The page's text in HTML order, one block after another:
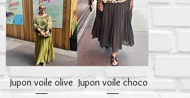
Jupon voile olive Jupon voile choco